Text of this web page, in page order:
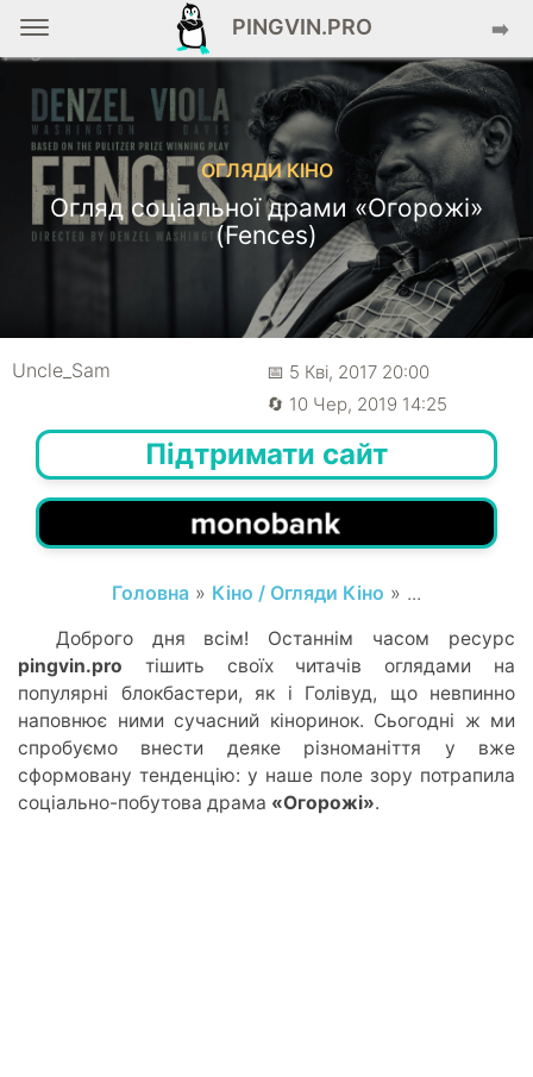
PINGVIN.PRO ➡️
ОГЛЯДИ КІНО
Огляд соціальної драми «Огорожі»
(Fences)
Uncle_Sam
📅 5 Кві, 2017 20:00
🔄 10 Чер, 2019 14:25
Підтримати сайт
Головна » Кіно / Огляди Кіно » ...
Доброго дня всім! Останнім часом ресурс
pingvin.pro тішить своїх читачів оглядами на
популярні блокбастери, як і Голівуд, що невпинно
наповнює ними сучасний кіноринок. Сьогодні ж ми
спробуємо внести деяке різноманіття у вже
сформовану тенденцію: у наше поле зору потрапила
соціально-побутова драма «Огорожі».